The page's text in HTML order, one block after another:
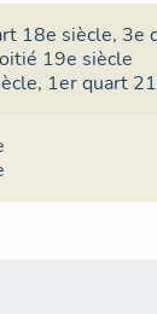
18e siècle, 3e
19e siècle
, 1er quart